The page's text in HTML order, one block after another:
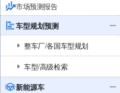
市场预测报告
车型规划预测
整车厂/各国车型规划
车型/高级检索
新能源车